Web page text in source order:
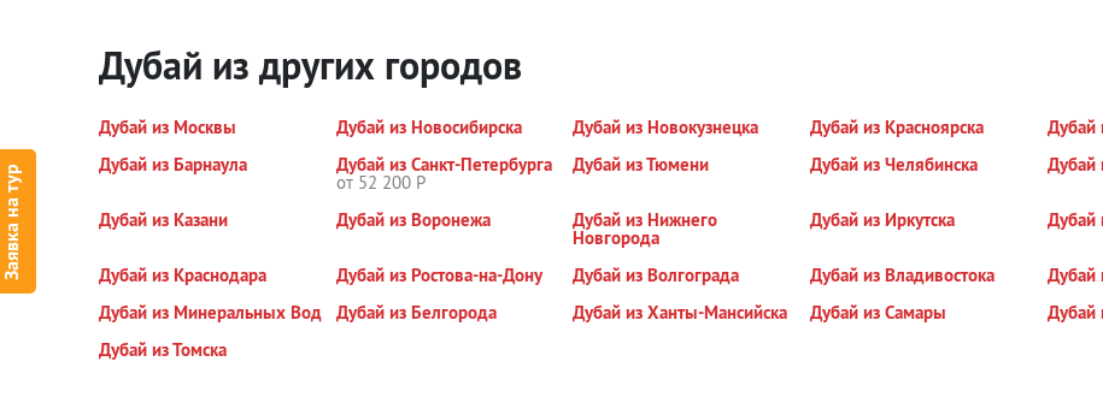
Заявка на тур
Дубай из других городов
Дубай из Москвы Дубай из Новосибирска Дубай из Новокузнецка Дубай из Красноярска Дубай
Дубай из Барнаула
Дубай из Санкт-Петербурга
от 52 200 Р
Дубай из Тюмени Дубай из Челябинска Дубай
Дубай из Казани Дубай из Воронежа Дубай из Нижнего
Новгорода
Дубай из Иркутска Дубай
Дубай из Краснодара
Дубай из Ростова-на-Дону Дубай из Волгограда Дубай из Владивостока Дубай
Дубай из Минеральных Вод
Дубай из Белгорода Дубай из Ханты-Мансийска Дубай из Самары Дубай
Дубай из Томска